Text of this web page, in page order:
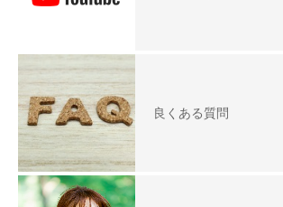
良くある質問